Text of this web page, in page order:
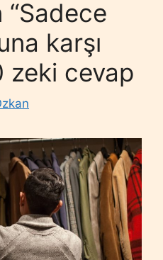
karşı
zeki cevap